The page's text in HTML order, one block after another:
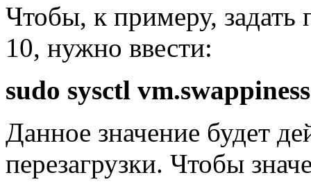
Чтобы, к примеру, задать
10, нужно ввести:
sudo sysctl
Данное значение будет
перезагрузки. Чтобы